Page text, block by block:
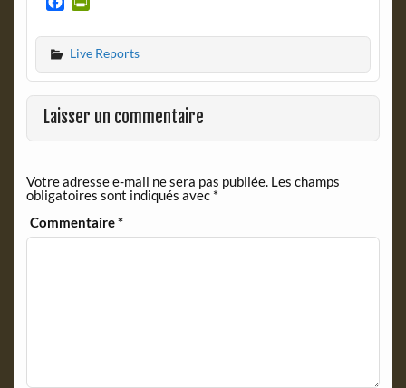
c
e
b
o
o
k
i
n
t
F
r
e
d
l
y
Live Reports
Laisser un commentaire
Votre adresse e-mail ne sera pas publiée. Les champs
obligatoires sont indiqués avec *
Commentaire*